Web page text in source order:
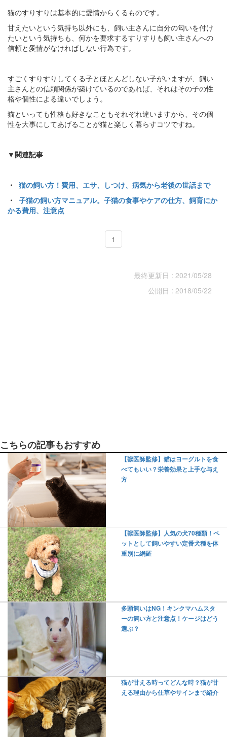
猫のすりすりは基本的に愛情からくるものです。
甘えたいという気持ち以外にも、飼い主さんに自分の匂いを付け
たいという気持ちも、何かを要求するすりすりも飼い主さんへの
信頼と愛情がなければしない行為です。
すごくすりすりしてくる子とほとんどしない子がいますが、飼い
主さんとの信頼関係が築けているのであれば、それはその子の性
格や個性による違いでしょう。
猫といっても性格も好きなこともそれぞれ違いますから、その個
性を大事にしてあげることが猫と楽しく暮らすコツですね。
▼関連記事
・ 猫の飼い方！費用、エサ、しつけ、病気から老後の世話まで
・ 子猫の飼い方マニュアル。子猫の食事やケアの仕方、飼育にか
かる費用、注意点
1
最終更新日 : 2021/05/28
公開日 : 2018/05/22
こちらの記事もおすすめ
【獣医師監修】猫はヨーグルトを食
べてもいい？栄養効果と上手な与え
方
【獣医師監修】人気の犬70種類！ペ
ットとして飼いやすい定番犬種を体
重別に網羅
多頭飼いはNG！キンクマハムスタ
ーの飼い方と注意点！ケージはどう
選ぶ？
猫が甘える時ってどんな時？猫が甘
える理由から仕草やサインまで紹介